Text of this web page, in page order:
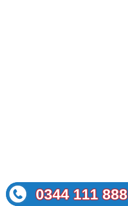
0344 111 888